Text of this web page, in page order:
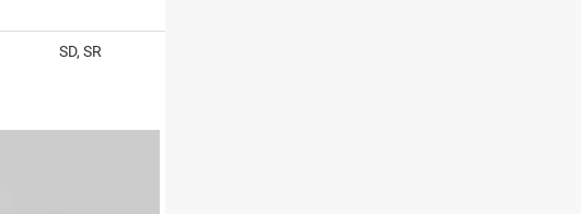
SD, SR